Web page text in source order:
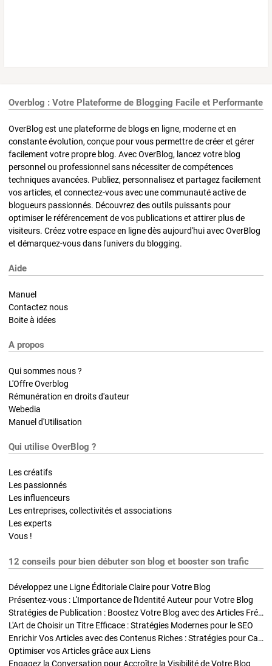
Overblog : Votre Plateforme de Blogging Facile et Performante
OverBlog est une plateforme de blogs en ligne, moderne et en
constante évolution, conçue pour vous permettre de créer et gérer
facilement votre propre blog. Avec OverBlog, lancez votre blog
personnel ou professionnel sans nécessiter de compétences
techniques avancées. Publiez, personnalisez et partagez facilement
vos articles, et connectez-vous avec une communauté active de
blogueurs passionnés. Découvrez des outils puissants pour
optimiser le référencement de vos publications et attirer plus de
visiteurs. Créez votre espace en ligne dès aujourd'hui avec OverBlog
et démarquez-vous dans l'univers du blogging.
Aide
Manuel
Contactez nous
Boite à idées
A propos
Qui sommes nous ?
L'Offre Overblog
Rémunération en droits d'auteur
Webedia
Manuel d'Utilisation
Qui utilise OverBlog ?
Les créatifs
Les passionnés
Les influenceurs
Les entreprises, collectivités et associations
Les experts
Vous !
12 conseils pour bien débuter son blog et booster son trafic
Développez une Ligne Éditoriale Claire pour Votre Blog
Présentez-vous : L'Importance de l'Identité Auteur pour Votre Blog
Stratégies de Publication : Boostez Votre Blog avec des Articles Fréquents et Exclusifs
L'Art de Choisir un Titre Efficace : Stratégies Modernes pour le SEO
Enrichir Vos Articles avec des Contenus Riches : Stratégies pour Captiver et Optimiser
Optimiser vos Articles grâce aux Liens
Engagez la Conversation pour Accroître la Visibilité de Votre Blog